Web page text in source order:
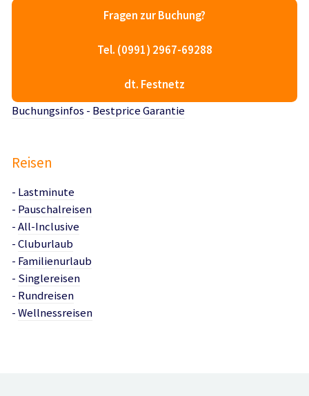
Fragen zur Buchung?
Tel. (0991) 2967-69288
dt. Festnetz
Buchungsinfos - Bestprice Garantie
Reisen
- Lastminute
- Pauschalreisen
-All-Inclusive
-Cluburlaub
- Familienurlaub
- Singlereisen
- Rundreisen
-Wellnessreisen